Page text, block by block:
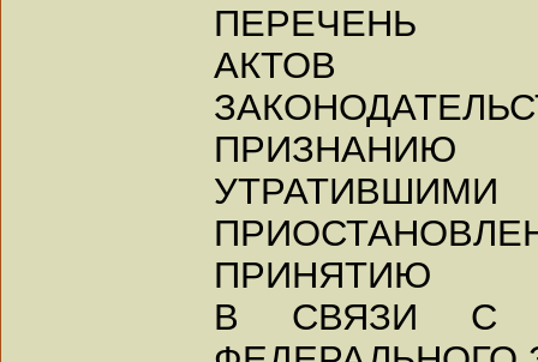
ПЕРЕЧЕНЬ
АКТОВ
ПРИЗНАНИЮ
ПРИНЯТИЮ
В СВЯЗИ С